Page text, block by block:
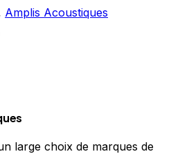
Amplis Acoustiques
large choix de marques de